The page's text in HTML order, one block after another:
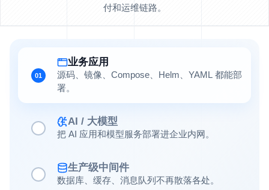
付和运维链路。
01
业务应用
源码、镜像、Compose、Helm、YAML 都能部
署。
AI / 大模型
把 AI 应用和模型服务部署进企业内网。
生产级中间件
数据库、缓存、消息队列不再散落各处。